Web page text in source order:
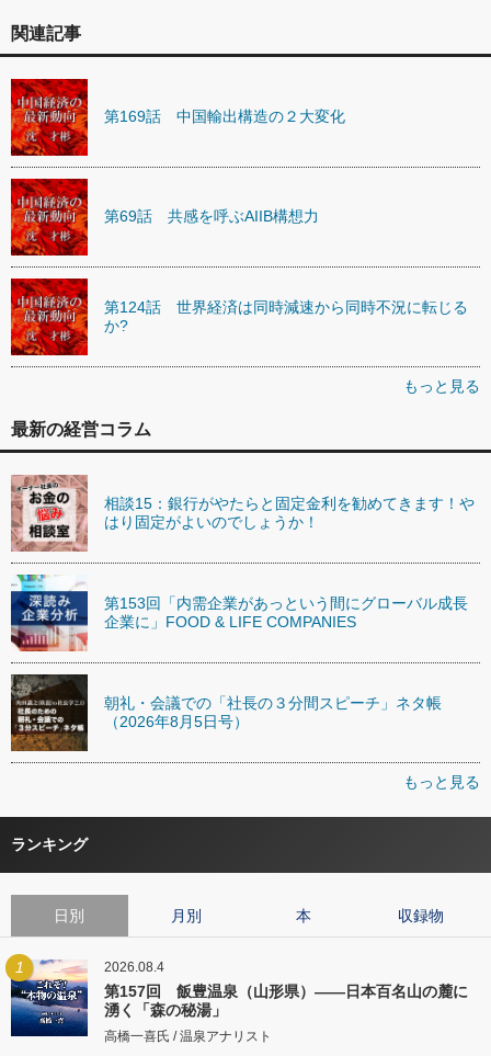
関連記事
第169話 中国輸出構造の２大変化
第69話 共感を呼ぶAIIB構想力
第124話 世界経済は同時減速から同時不況に転じる
か?
もっと見る
最新の経営コラム
相談15：銀行がやたらと固定金利を勧めてきます！や
はり固定がよいのでしょうか！
第153回「内需企業があっという間にグローバル成長
企業に」FOOD & LIFE COMPANIES
朝礼・会議での「社長の３分間スピーチ」ネタ帳
（2026年8月5日号）
もっと見る
ランキング
日別 月別 本 収録物
1 2026.08.4
第157回 飯豊温泉（山形県）――日本百名山の麓に
湧く「森の秘湯」
高橋一喜氏 / 温泉アナリスト